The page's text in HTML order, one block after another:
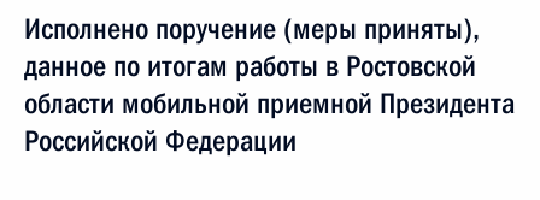
Исполнено поручение (меры приняты),
данное по итогам работы в Ростовской
области мобильной приемной Президента
Российской Федерации